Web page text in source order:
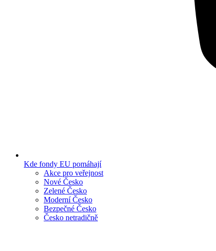
Kde fondy EU pomáhají
Akce pro veřejnost
Nové Česko
Zelené Česko
Moderní Česko
Bezpečné Česko
Česko netradičně